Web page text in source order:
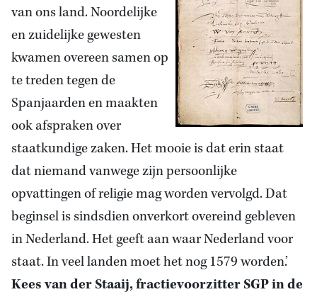
van ons land. Noordelijke
en zuidelijke gewesten
kwamen overeen samen op
te treden tegen de
Spanjaarden en maakten
ook afspraken over
staatkundige zaken. Het mooie is dat erin staat
dat niemand vanwege zijn persoonlijke
opvattingen of religie mag worden vervolgd. Dat
beginsel is sindsdien onverkort overeind gebleven
in Nederland. Het geeft aan waar Nederland voor
staat. In veel landen moet het nog 1579 worden.’
Kees van der Staaij, fractievoorzitter SGP in de